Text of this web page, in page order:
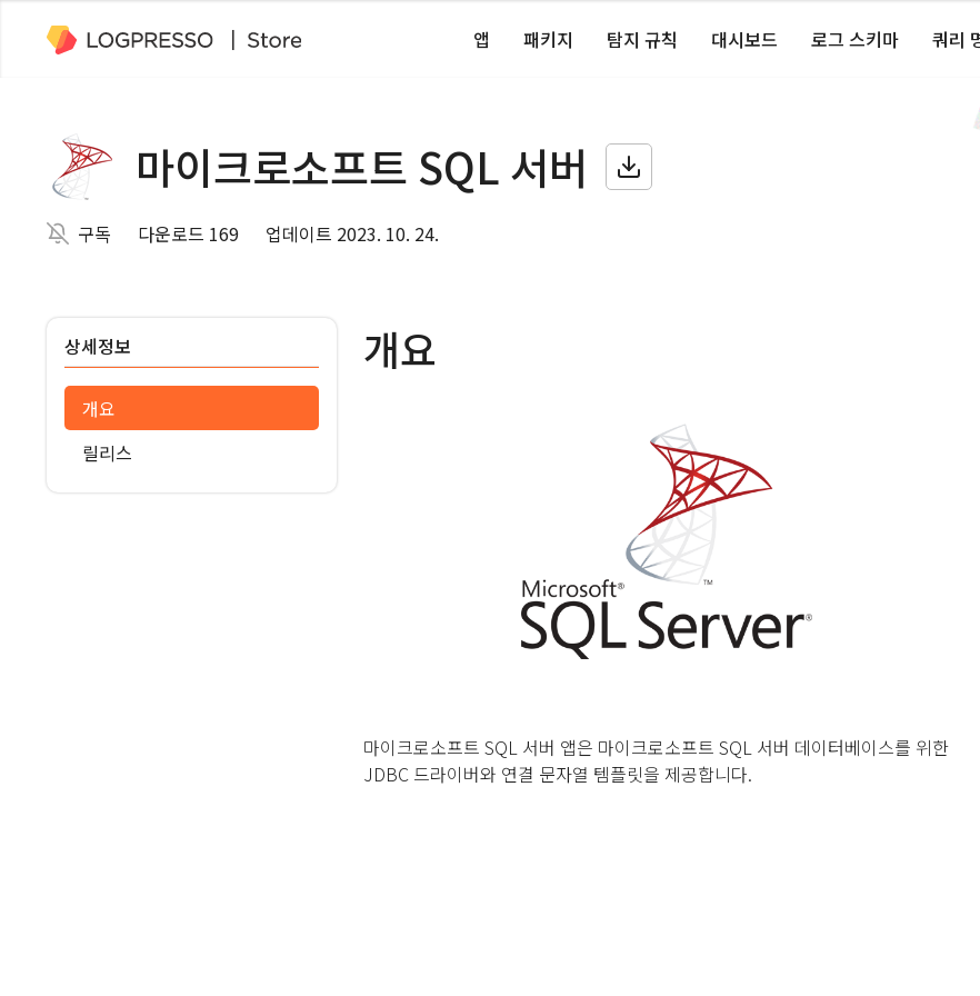
앱 패키지 탐지 규칙 대시보드 로그 스키마 쿼리
마이크로소프트 SQL 서버
구독 다운로드 169 업데이트 2023. 10. 24.
상세정보
개요
릴리스
개요
마이크로소프트 SQL 서버 앱은 마이크로소프트 SQL 서버 데이터베이스를 위한
JDBC 드라이버와 연결 문자열 템플릿을 제공합니다.